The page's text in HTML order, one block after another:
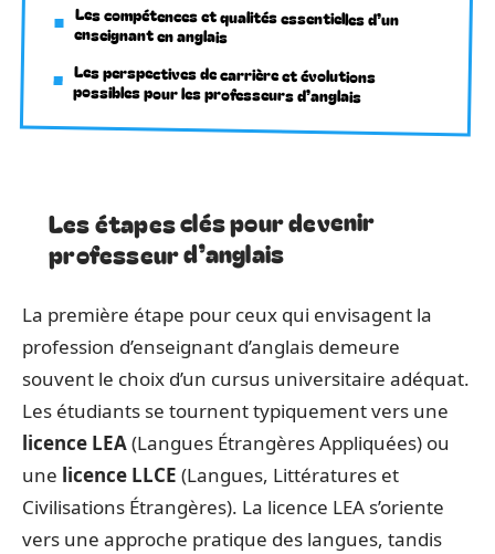
Les compétences et qualités essentielles d’un
enseignant en anglais
Les perspectives de carrière et évolutions
possibles pour les professeurs d’anglais
Les étapes clés pour devenir
professeur d’anglais
La première étape pour ceux qui envisagent la
profession d’enseignant d’anglais demeure
souvent le choix d’un cursus universitaire adéquat.
Les étudiants se tournent typiquement vers une
licence LEA(Langues Étrangères Appliquées) ou
une licence LLCE (Langues, Littératures et
Civilisations Étrangères). La licence LEA s’oriente
vers une approche pratique des langues, tandis